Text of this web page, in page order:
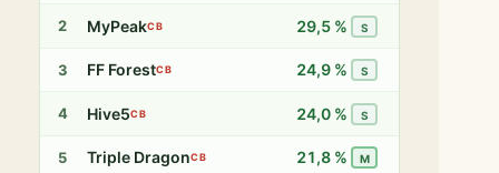
2 MyPeakCB 29,5 % S
3 FF ForestCB 24,9 % S
4 Hive5CB 24,0 % S
5 Triple DragonCB 21,8 % M